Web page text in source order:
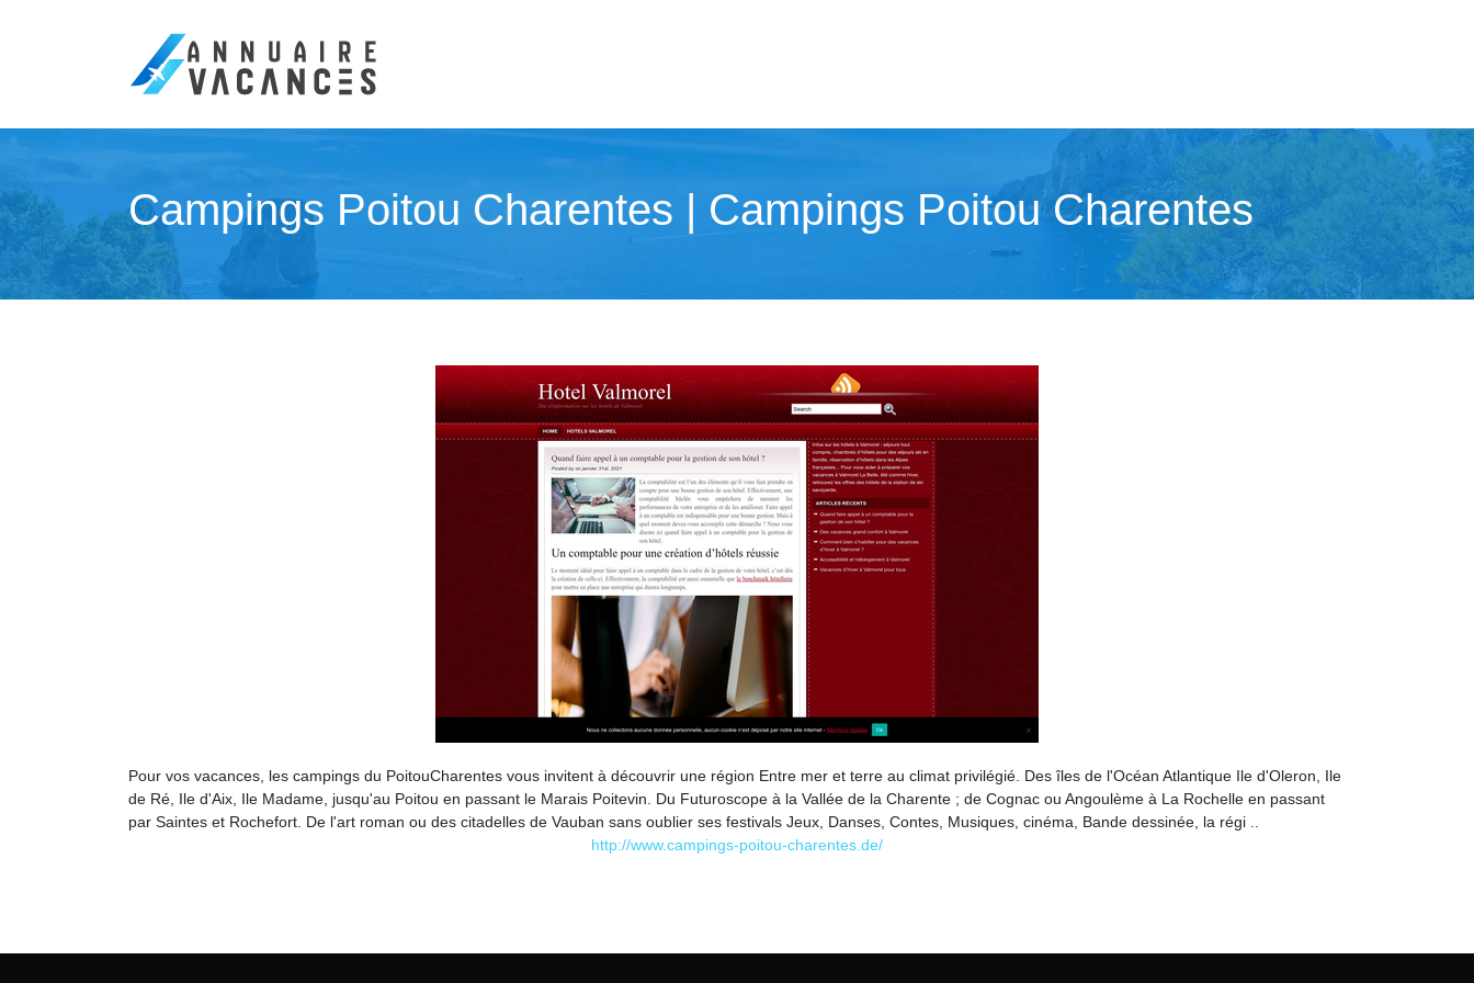
Campings Poitou Charentes | Campings Poitou Charentes
Pour vos vacances, les campings du PoitouCharentes vous invitent à découvrir une région Entre mer et terre au climat privilégié. Des îles de l'Océan Atlantique Ile d'Oleron, Ile
de Ré, Ile d'Aix, Ile Madame, jusqu'au Poitou en passant le Marais Poitevin. Du Futuroscope à la Vallée de la Charente ; de Cognac ou Angoulème à La Rochelle en passant
par Saintes et Rochefort. De l'art roman ou des citadelles de Vauban sans oublier ses festivals Jeux, Danses, Contes, Musiques, cinéma, Bande dessinée, la régi ..
http://www.campings-poitou-charentes.de/